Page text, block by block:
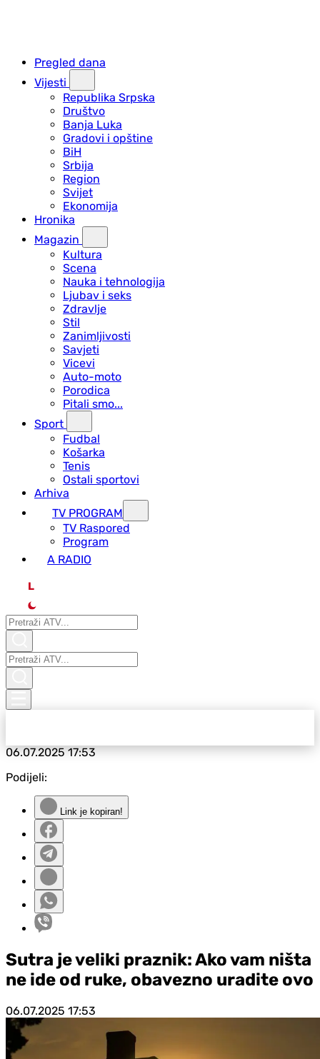
Pregled dana
Vijesti
Republika Srpska
Društvo
Banja Luka
Gradovi i opštine
BiH
Srbija
Region
Svijet
Ekonomija
Hronika
Magazin
Kultura
Scena
Nauka i tehnologija
Ljubav i seks
Zdravlje
Stil
Zanimljivosti
Savjeti
Vicevi
Auto-moto
Porodica
Pitali smo...
Sport
Fudbal
Košarka
Tenis
Ostali sportovi
Arhiva
TV PROGRAM
ТV Raspored
Program
A RADIO
L
06.07.202517:53
Podijeli:
Link je kopiran!
Sutra je veliki praznik: Ako vam ništa
ne ide od ruke, obavezno uradite ovo
06.07.2025 17:53